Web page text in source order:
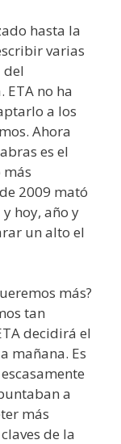
hasta la
varias
del
ETA no ha
a los
Ahora
es el
más
2009 mató
hoy, año y
un alto el
más?
tan
decidirá el
mañana. Es
a
más
de la